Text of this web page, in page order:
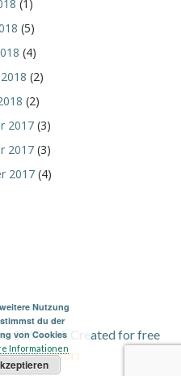
(1)
(5)
(4)
(2)
(2)
2017(3)
2017 (3)
2017 (4)
1960 e. V.. Created for free
andColibri
Nutzung
du der
von Cookies
Informationen